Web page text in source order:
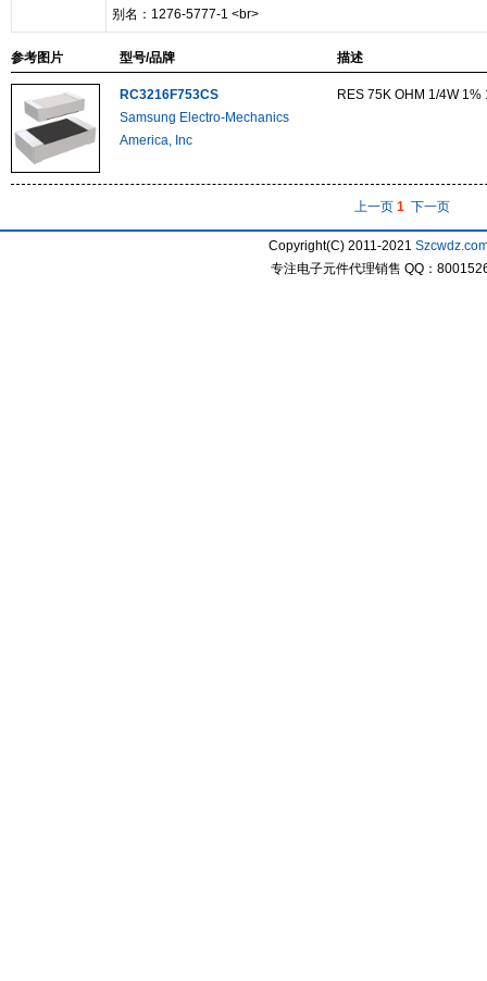
别名：1276-5777-1 <br>
参考图片 型号/品牌 描述
RC3216F753CS
Samsung Electro-Mechanics
America, Inc
RES 75K OHM 1/4W 1%
上一页 1 下一页
Copyright(C) 2011-2021
专注电子元件代理销售 QQ：